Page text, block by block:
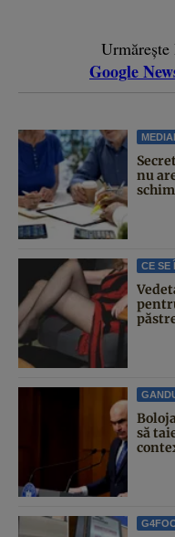
Google
nu
CE SE
să